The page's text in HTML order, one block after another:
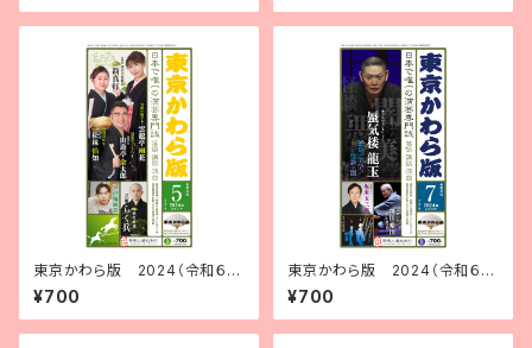
東京かわら版 2024（令和６）
年５月号
¥700
東京かわら版 2024（令和６）
年７月号
¥700